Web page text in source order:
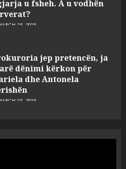
u fsheh. A u vodhën
25, 2025
jep pretencën, ja
dënimi kërkon për
dhe Antonela
25, 2025